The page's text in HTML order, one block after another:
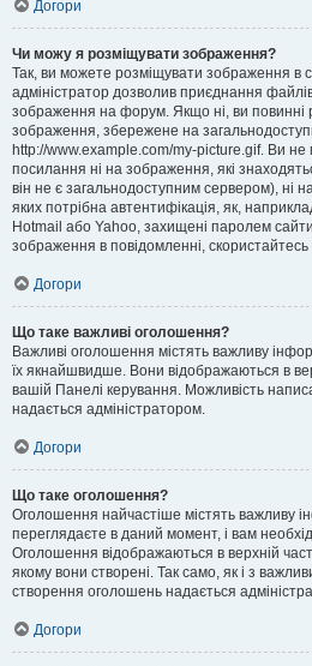
Догори
Чи можу я розміщувати зображення?
Так, ви можете розміщувати зображення в
адміністратор дозволив приєднання
зображення на форум. Якщо ні, ви повинні
зображення, збережене на
http://www.example.com/my-picture.gif. Ви
посилання ні на зображення, які
він не є загальнодоступним сервером), ні
яких потрібна автентифікація, як,
Hotmail або Yahoo, захищені паролем
зображення в повідомленні,
Догори
Що таке важливі оголошення?
Важливі оголошення містять важливу
їх якнайшвидше. Вони відображаються в
вашій Панелі керування. Можливість
надається адміністратором.
Догори
Що таке оголошення?
Оголошення найчастіше містять важливу
переглядаєте в даний момент, і вам
Оголошення відображаються в верхній
якому вони створені. Так само, як і з
створення оголошень надається
Догори